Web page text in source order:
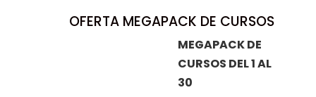
OFERTA MEGAPACK DE CURSOS
MEGAPACK DE
CURSOS DEL 1 AL
30